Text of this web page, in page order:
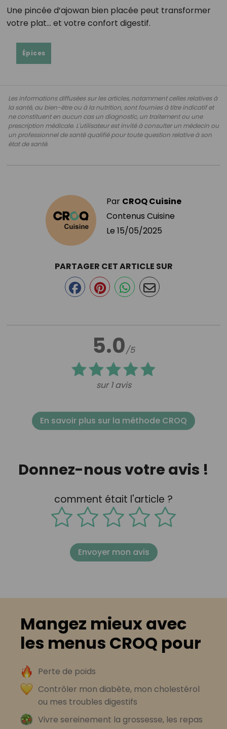
Une pincée d’ajowan bien placée peut transformer
votre plat… et votre confort digestif.
Épices
Les informations diffusées sur les articles, notamment celles relatives à
la santé, au bien-être ou à la nutrition, sont fournies à titre indicatif et
ne constituent en aucun cas un diagnostic, un traitement ou une
prescription médicale. L'utilisateur est invité à consulter un médecin ou
un professionnel de santé qualifié pour toute question relative à son
état de santé.
Par CROQ Cuisine
Contenus Cuisine
Le 15/05/2025
5.0/5
sur 1 avis
PARTAGER CET ARTICLE SUR
En savoir plus sur la méthode CROQ
Donnez-nous votre avis !
comment était l'article ?
Envoyer mon avis
Mangez mieux avec
les menus CROQ pour
Perte de poids
Contrôler mon diabète, mon cholestérol
ou mes troubles digestifs
Vivre sereinement la grossesse, les repas